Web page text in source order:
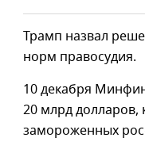
Трамп назвал
норм правосудия.
10 декабря
20 млрд долларов,
замороженных